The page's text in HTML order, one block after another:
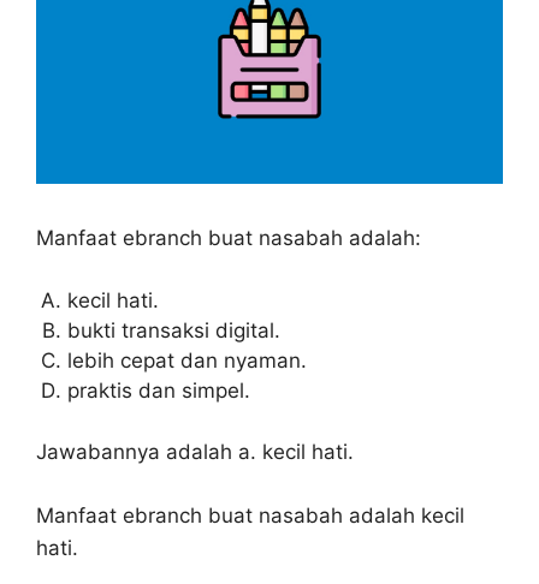
Manfaat ebranch buat nasabah adalah:
kecil hati.
bukti transaksi digital.
lebih cepat dan nyaman.
praktis dan simpel.
Jawabannya adalah a. kecil hati.
Manfaat ebranch buat nasabah adalah kecil
hati.